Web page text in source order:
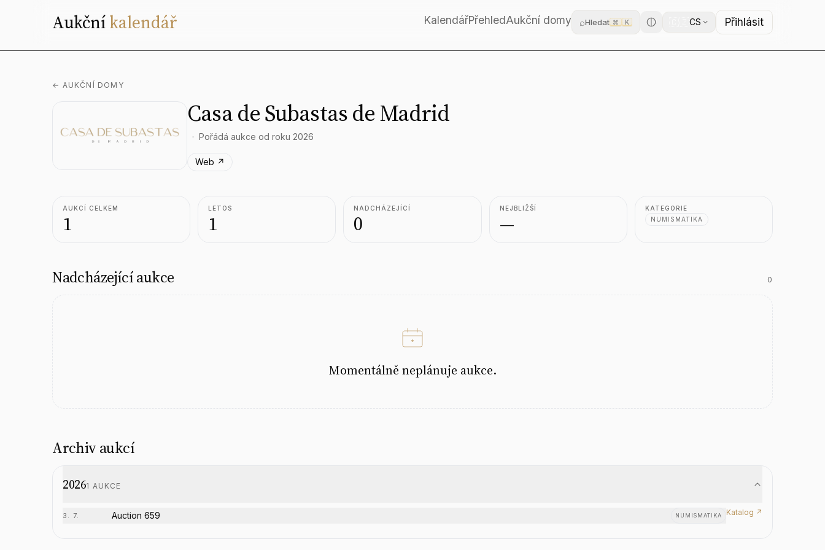
Aukčníkalendář KalendářPřehledAukční domy ⌕Hledat ⌘ K CS Přihlásit
← AUKČNÍ DOMY
Casa de Subastas de Madrid
Pořádá aukce od roku 2026
Web ↗
AUKCÍ CELKEM
1
LETOS
1
NADCHÁZEJÍCÍ
0
NEJBLIŽŠÍ
—
KATEGORIE
NUMISMATIKA
Nadcházející aukce 0
Momentálně neplánuje aukce.
Archiv aukcí
20261 AUKCE
3. 7. Auction 659 NUMISMATIKA Katalog ↗